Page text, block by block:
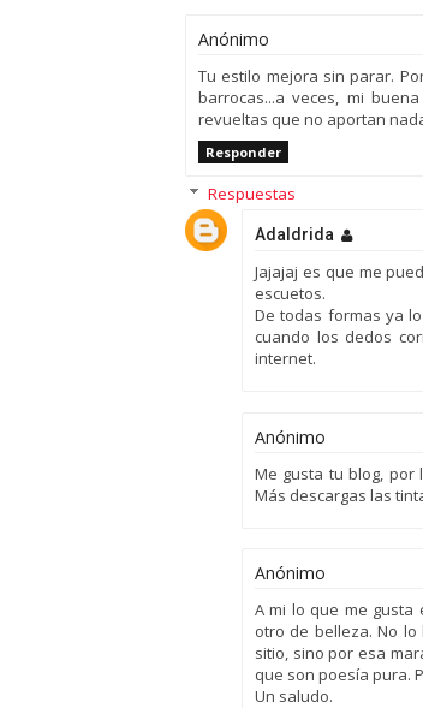
Anónimo
Tu estilo mejora sin parar.
barrocas...a veces, mi
revueltas que no aportan
Responder
Respuestas
Adaldrida
Jajajaj es que me
escuetos.
De todas formas ya
cuando los dedos
internet.
Anónimo
Me gusta tu blog,
Más descargas las
Anónimo
A mi lo que me
otro de belleza. No
sitio, sino por esa
que son poesía pura.
Un saludo.